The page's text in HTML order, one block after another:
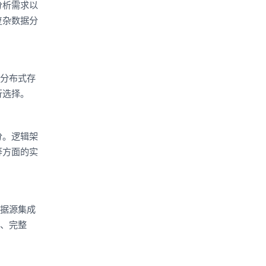
需求以
数据分
布式存
择。
逻辑架
面的实
源集成
完整